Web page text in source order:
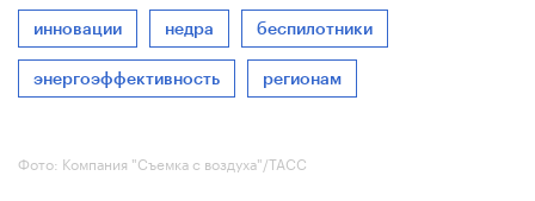
инновации недра беспилотники
энергоэффективность регионам
Фото: Компания "Съемка с воздуха"/ТАСС